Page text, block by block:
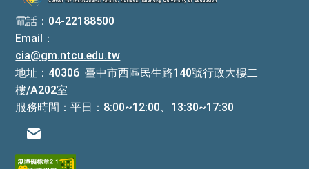
電話：04-22188500
Email：
cia@gm.ntcu.edu.tw
地址：40306 臺中市西區民生路140號行政大樓二
樓/A202室
服務時間：平日：8:00~12:00、13:30~17:30
電子信箱